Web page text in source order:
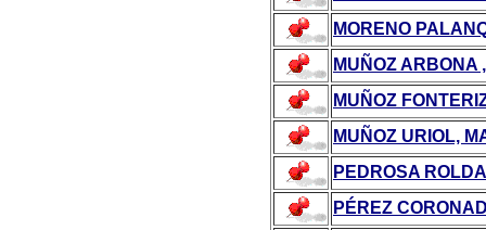
MORENO
MUÑOZ ARBONA
MUÑOZ
MUÑOZ URIOL,
PEDROSA
PÉREZ